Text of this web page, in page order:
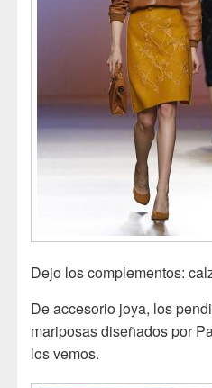
Dejo los complementos:
De accesorio joya, los
mariposas diseñados por
los vemos.